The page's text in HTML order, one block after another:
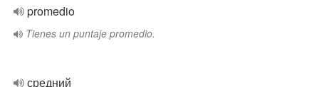
promedio
Tienes un puntaje promedio.
средний